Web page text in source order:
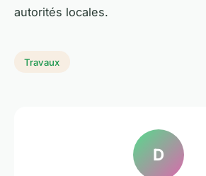
autorités locales.
Travaux
D